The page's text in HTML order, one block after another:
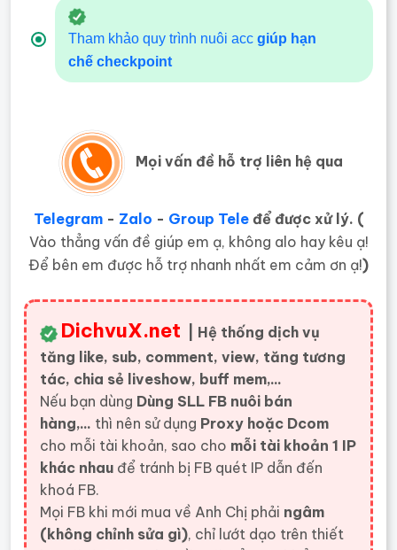
Tham khảo quy trình nuôi acc giúp hạn
chế checkpoint
Mọi vấn đề hỗ trợ liên hệ qua
Telegram- Zalo - Group Teleđể được xử lý. (
Vào thẳng vấn đề giúp em ạ, không alo hay kêu ạ!
Để bên em được hỗ trợ nhanh nhất em cảm ơn ạ!)
DichvuX.net | Hệ thống dịch vụ
tăng like, sub, comment, view, tăng tương
tác, chia sẻ liveshow, buff mem,...
Nếu bạn dùng Dùng SLL FB nuôi bán
hàng,... thì nên sử dụng Proxy hoặc Dcom
cho mỗi tài khoản, sao cho mỗi tài khoản 1 IP
khác nhau để tránh bị FB quét IP dẫn đến
khoá FB.
Mọi FB khi mới mua về Anh Chị phải ngâm
(không chỉnh sửa gì), chỉ lướt dạo trên thiết